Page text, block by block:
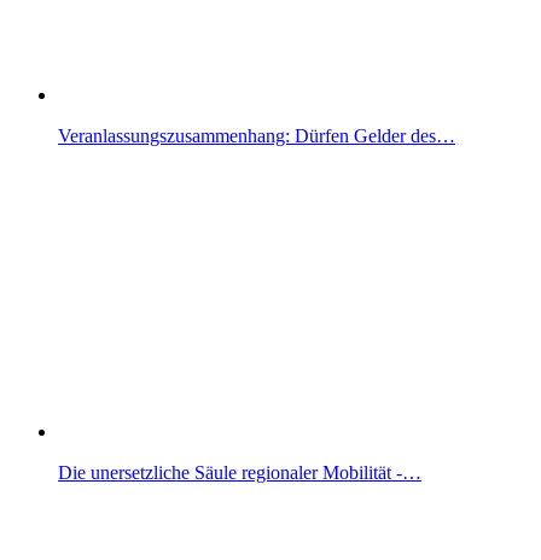
Veranlassungszusammenhang: Dürfen Gelder des…
Die unersetzliche Säule regionaler Mobilität -…